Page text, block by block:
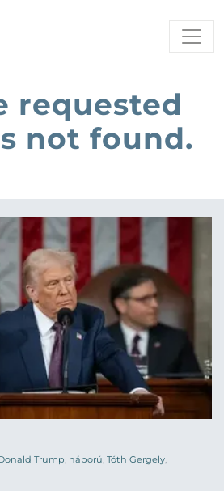
requested
not found.
Trump háború Tóth Gergely